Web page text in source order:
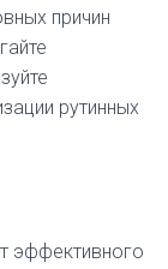
причин
рутинных
эффективного